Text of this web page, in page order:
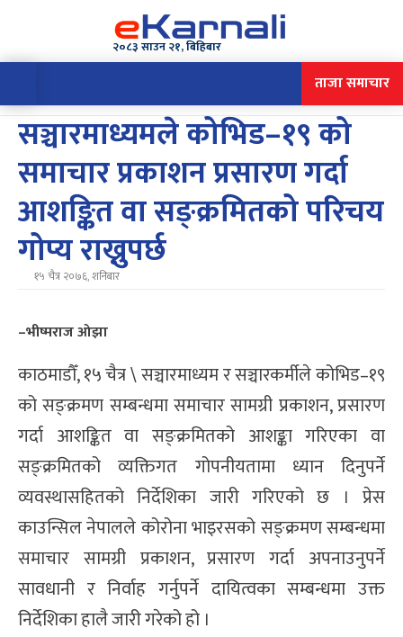
२०८३ साउन २१, बिहिबार
ताजा समाचार
सञ्चारमाध्यमले कोभिड–१९ को
समाचार प्रकाशन प्रसारण गर्दा
आशङ्कित वा सङ्क्रमितको परिचय
गोप्य राख्नुपर्छ
१५ चैत्र २०७६, शनिबार
–भीष्मराज ओझा
काठमाडौँ, १५ चैत्र \ सञ्चारमाध्यम र सञ्चारकर्मीले कोभिड–१९
को सङ्क्रमण सम्बन्धमा समाचार सामग्री प्रकाशन, प्रसारण
गर्दा आशङ्कित वा सङ्क्रमितको आशङ्का गरिएका वा
सङ्क्रमितको व्यक्तिगत गोपनीयतामा ध्यान दिनुपर्ने
व्यवस्थासहितको निर्देशिका जारी गरिएको छ । प्रेस
काउन्सिल नेपालले कोरोना भाइरसको सङ्क्रमण सम्बन्धमा
समाचार सामग्री प्रकाशन, प्रसारण गर्दा अपनाउनुपर्ने
सावधानी र निर्वाह गर्नुपर्ने दायित्वका सम्बन्धमा उक्त
निर्देशिका हालै जारी गरेको हो ।